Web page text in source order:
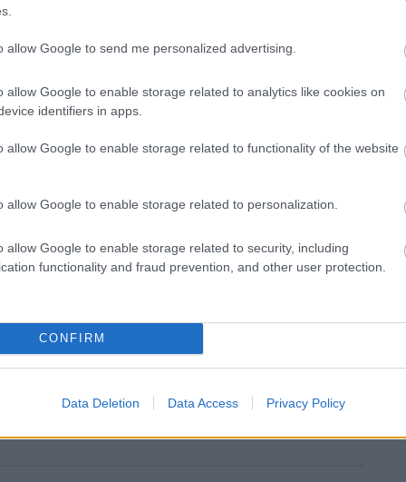
allow Google to send me personalized advertising.
allow Google to enable storage related to analytics like cookies on
identifiers in apps.
allow Google to enable storage related to functionality of the website
allow Google to enable storage related to personalization.
allow Google to enable storage related to security, including
functionality and fraud prevention, and other user protection.
CONFIRM
Data Deletion Data Access Privacy Policy
fontos szerep
Országos hírek
Itt az ÉVOSZ megoldása a
kezelésére